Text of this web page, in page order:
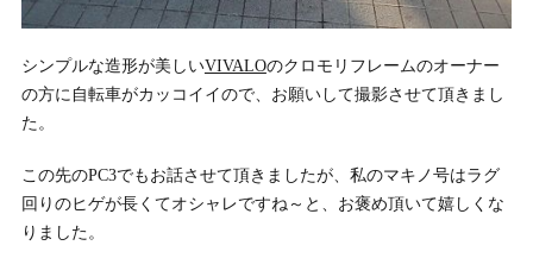
シンプルな造形が美しいVIVALOのクロモリフレームのオーナー
の方に自転車がカッコイイので、お願いして撮影させて頂きまし
た。
この先のPC3でもお話させて頂きましたが、私のマキノ号はラグ
回りのヒゲが長くてオシャレですね～と、お褒め頂いて嬉しくな
りました。